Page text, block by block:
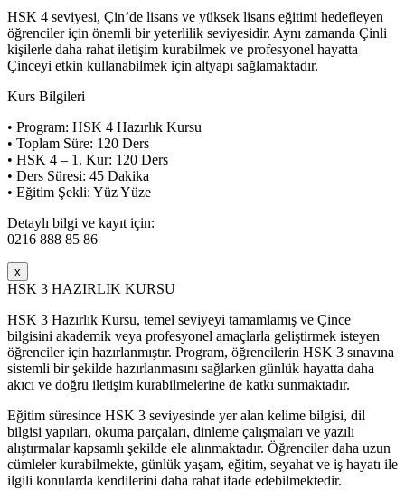
HSK 4 seviyesi, Çin’de lisans ve yüksek lisans eğitimi hedefleyen
öğrenciler için önemli bir yeterlilik seviyesidir. Aynı zamanda Çinli
kişilerle daha rahat iletişim kurabilmek ve profesyonel hayatta
Çinceyi etkin kullanabilmek için altyapı sağlamaktadır.
Kurs Bilgileri
• Program: HSK 4 Hazırlık Kursu
• Toplam Süre: 120 Ders
• HSK 4 – 1. Kur: 120 Ders
• Ders Süresi: 45 Dakika
• Eğitim Şekli: Yüz Yüze
Detaylı bilgi ve kayıt için:
0216 888 85 86
x
HSK 3 HAZIRLIK KURSU
HSK 3 Hazırlık Kursu, temel seviyeyi tamamlamış ve Çince
bilgisini akademik veya profesyonel amaçlarla geliştirmek isteyen
öğrenciler için hazırlanmıştır. Program, öğrencilerin HSK 3 sınavına
sistemli bir şekilde hazırlanmasını sağlarken günlük hayatta daha
akıcı ve doğru iletişim kurabilmelerine de katkı sunmaktadır.
Eğitim süresince HSK 3 seviyesinde yer alan kelime bilgisi, dil
bilgisi yapıları, okuma parçaları, dinleme çalışmaları ve yazılı
alıştırmalar kapsamlı şekilde ele alınmaktadır. Öğrenciler daha uzun
cümleler kurabilmekte, günlük yaşam, eğitim, seyahat ve iş hayatı ile
ilgili konularda kendilerini daha rahat ifade edebilmektedir.